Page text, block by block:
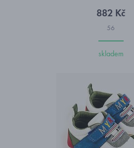
882 Kč
56
skladem